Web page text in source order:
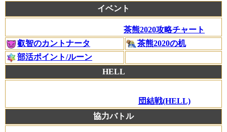
イベント
茶熊2020攻略チャート
叡智のカントナータ
茶熊2020の机
部活ポイント/ルーン
HELL
団結戦(HELL)
協力バトル